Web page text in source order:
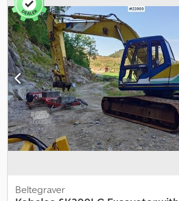
Beltegraver